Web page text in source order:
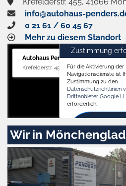
Krefelderstr. 455, 41066
info@autohaus-
0 21 61 / 60 45 67
Mehr zu diesem Standort
Autohaus Penders (Verkauf)
Krefelderstr. 455, 41066
Zustimmung
Für die Aktivierung
Navigationsdienste ist
Zustimmung zu den
Datenschutzrichtlinien
Drittanbieter Google
erforderlich.
und
Wir in